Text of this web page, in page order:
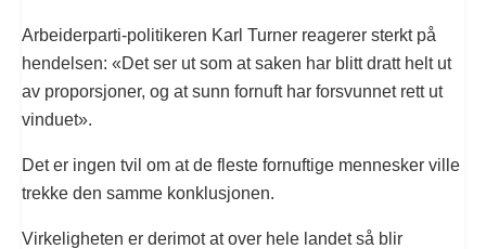
Arbeiderparti-politikeren Karl Turner reagerer sterkt på
hendelsen: «Det ser ut som at saken har blitt dratt helt ut
av proporsjoner, og at sunn fornuft har forsvunnet rett ut
vinduet».
Det er ingen tvil om at de fleste fornuftige mennesker ville
trekke den samme konklusjonen.
Virkeligheten er derimot at over hele landet så blir